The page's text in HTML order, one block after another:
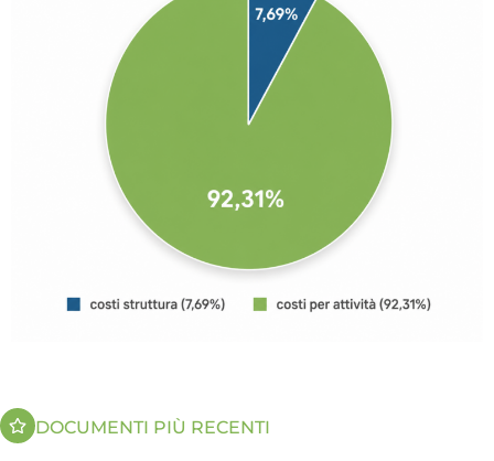
DOCUMENTI PIÙ RECENTI